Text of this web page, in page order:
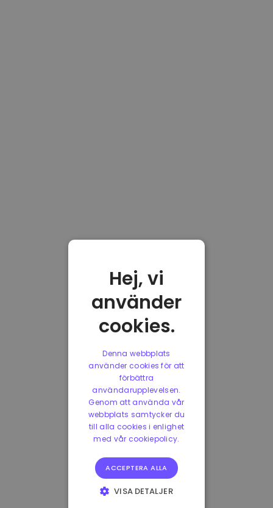
Hej, vi
använder
cookies.
Denna webbplats
använder cookies för att
förbättra
användarupplevelsen.
Genom att använda vår
webbplats samtycker du
till alla cookies i enlighet
med vår cookiepolicy.
ACCEPTERA ALLA
VISA DETALJER